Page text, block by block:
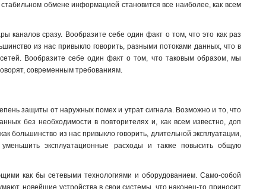
обмене информацией становится все наиболее, как всем
каналов сразу. Вообразите себе один факт о том, что это как раз
из нас привыкло говорить, разными потоками данных, что в
Вообразите себе один факт о том, что таковым образом, мы
современным требованиям.
защиты от наружных помех и утрат сигнала. Возможно и то, что
без необходимости в повторителях и, как всем известно, доп
большинство из нас привыкло говорить, длительной эксплуатации,
эксплуатационные расходы и также повысить общую
как бы сетевыми технологиями и оборудованием. Само-собой
новейшие устройства в свои системы, что наконец-то приносит